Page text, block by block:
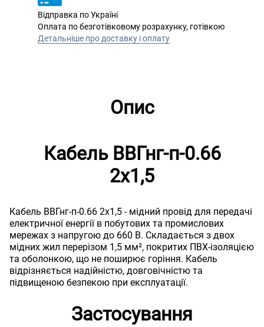
Відправка по Україні
Оплата по безготівковому розрахунку, готівкою
Детальніше про доставку і оплату
Опис
Кабель ВВГнг-п-0.66
2х1,5
Кабель ВВГнг-п-0.66 2х1,5 - мідний провід для передачі
електричної енергії в побутових та промислових
мережах з напругою до 660 В. Складається з двох
мідних жил перерізом 1,5 мм², покритих ПВХ-ізоляцією
та оболонкою, що не поширює горіння. Кабель
відрізняється надійністю, довговічністю та
підвищеною безпекою при експлуатації.
Застосування